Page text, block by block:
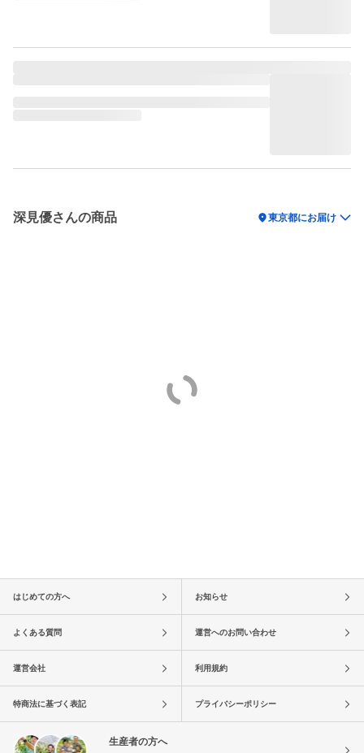
深見優さんの商品 location_on東京都にお届け
はじめての方へ お知らせ
よくある質問 運営へのお問い合わせ
運営会社 利用規約
特商法に基づく表記 プライバシーポリシー
生産者の方へ